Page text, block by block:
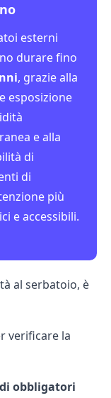
esterni
durare fino
, grazie alla
esposizione
e alla
di
di
più
e accessibili.
al serbatoio, è
verificare la
obbligatori